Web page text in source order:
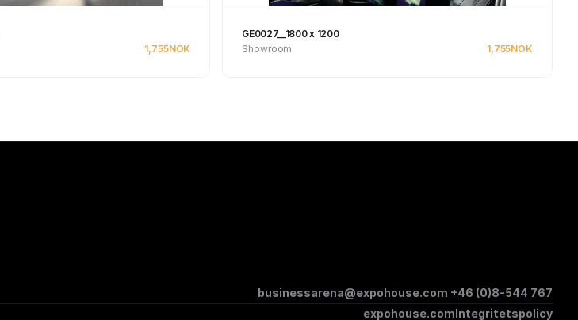
1,755NOK
GE0027__1800 x 1200
Showroom
1,755NOK
businessarena@expohouse.com +46 (0)8-544 767
expohouse.comIntegritetspolicy